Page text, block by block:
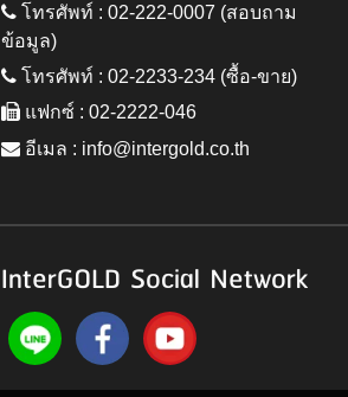
โทรศัพท์ : 02-222-0007 (สอบถาม
ข้อมูล)
โทรศัพท์ : 02-2233-234 (ซื้อ-ขาย)
แฟกซ์ : 02-2222-046
อีเมล : info@intergold.co.th
InterGOLD Social Network